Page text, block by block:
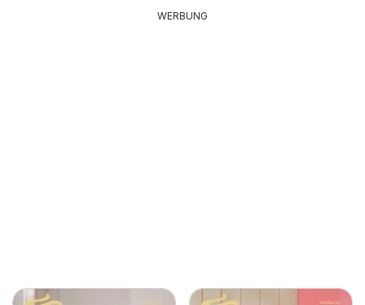
WERBUNG